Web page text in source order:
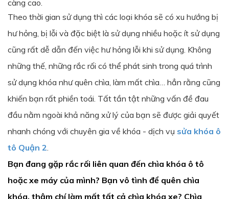
càng cao.
Theo thời gian sử dụng thì các loại khóa sẽ có xu hướng bị
hư hỏng, bị lỗi và đặc biệt là sử dụng nhiều hoặc ít sử dụng
cũng rất dễ dẫn đến việc hư hỏng lỗi khi sử dụng. Không
những thế, những rắc rối có thể phát sinh trong quá trình
sử dụng khóa như quên chìa, làm mất chìa… hẳn rằng cũng
khiến bạn rất phiền toái. Tất tần tật những vấn đề đau
đầu nằm ngoài khả năng xử lý của bạn sẽ được giải quyết
nhanh chóng với chuyên gia về khóa - dịch vụ sửa khóa ô
tô Quận 2.
Bạn đang gặp rắc rối liên quan đến chìa khóa ô tô
hoặc xe máy của mình? Bạn vô tình để quên chìa
khóa, thậm chí làm mất tất cả chìa khóa xe? Chìa